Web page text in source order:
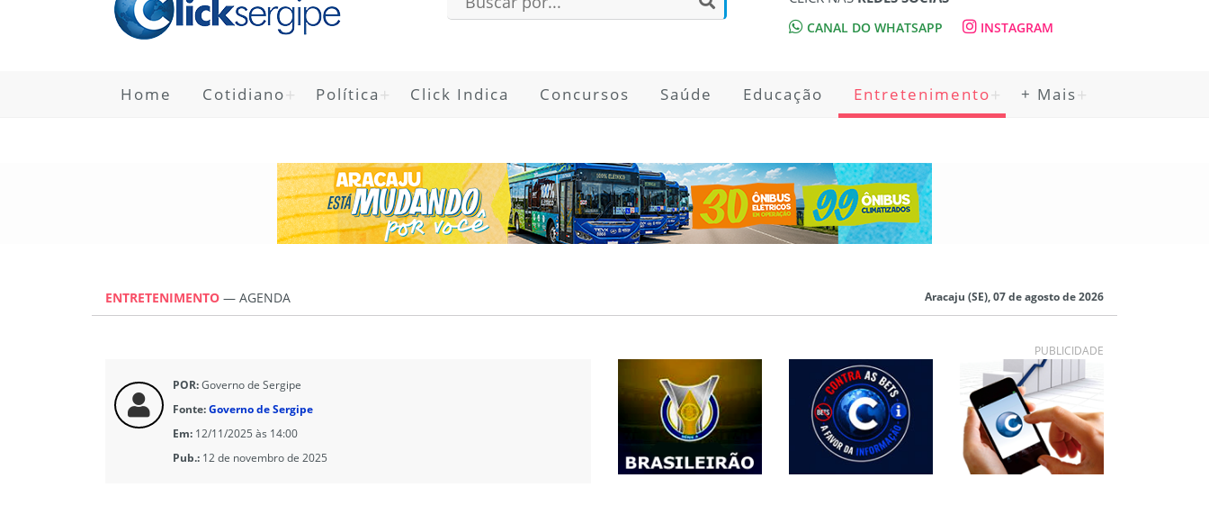
CANAL DO WHATSAPP INSTAGRAM
Home Cotidiano Política Click Indica Concursos Saúde Educação Entretenimento + Mais
ENTRETENIMENTO — AGENDA Aracaju (SE), 07 de agosto de 2026
PUBLICIDADE
POR:Governo de Sergipe
Fonte:Governo de Sergipe
Em: 12/11/2025 às 14:00
Pub.: 12 de novembro de 2025